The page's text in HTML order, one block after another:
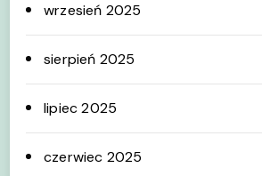
wrzesień 2025
sierpień 2025
lipiec 2025
czerwiec 2025